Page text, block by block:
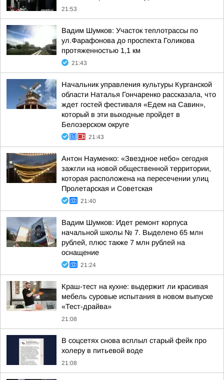
21:53
Вадим Шумков: Участок теплотрассы по
ул.Фарафонова до проспекта Голикова
протяженностью 1,1 км
21:43
Начальник управления культуры Курганской
области Наталья Гончаренко рассказала, что
ждет гостей фестиваля «Едем на Савин»,
который в эти выходные пройдет в
Белозерском округе
21:43
Антон Науменко: «Звездное небо» сегодня
зажгли на новой общественной территории,
которая расположена на пересечении улиц
Пролетарская и Советская
21:40
Вадим Шумков: Идет ремонт корпуса
начальной школы № 7. Выделено 65 млн
рублей, плюс также 7 млн рублей на
оснащение
21:24
Краш-тест на кухне: выдержит ли красивая
мебель суровые испытания в новом выпуске
«Тест-драйва»
21:08
В соцсетях снова всплыл старый фейк про
холеру в питьевой воде
21:08